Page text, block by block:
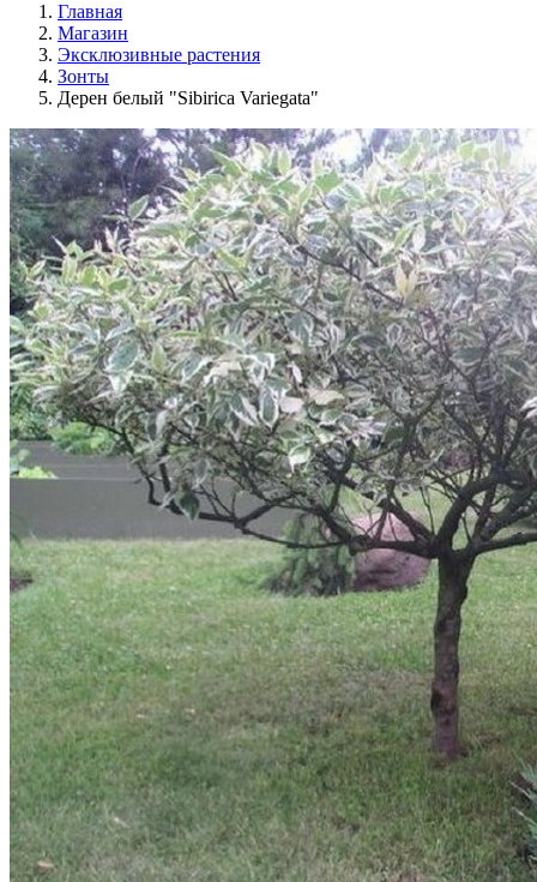
Главная
Магазин
Эксклюзивные растения
Зонты
Дерен белый "Sibirica Variegata"